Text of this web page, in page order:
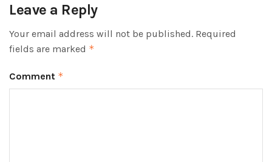
Leave a Reply
Your email address will not be published. Required
fields are marked *
Comment *